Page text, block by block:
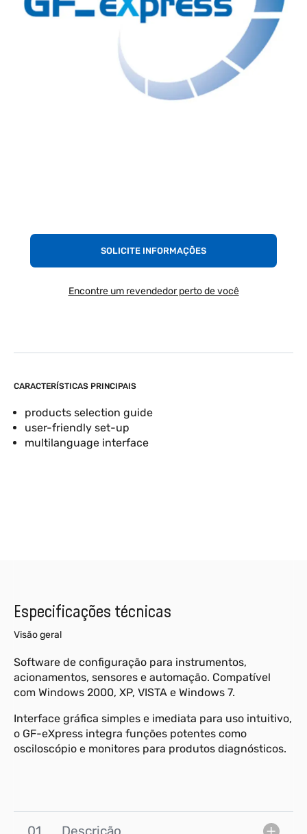
CARACTERÍSTICAS PRINCIPAIS
products selection guide
user-friendly set-up
multilanguage interface
SOLICITE INFORMAÇÕES
Encontre um revendedor perto de você
Especificações técnicas
Visão geral
Software de configuração para instrumentos,
acionamentos, sensores e automação. Compatível
com Windows 2000, XP, VISTA e Windows 7.
Interface gráfica simples e imediata para uso intuitivo,
o GF-eXpress integra funções potentes como
osciloscópio e monitores para produtos diagnósticos.